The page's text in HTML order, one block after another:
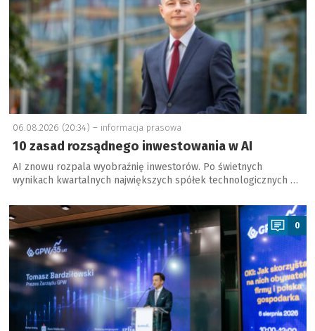
06.08.2026 (20:34) – informacja prasowa
10 zasad rozsądnego inwestowania w AI
AI znowu rozpala wyobraźnię inwestorów. Po świetnych
wynikach kwartalnych największych spółek technologicznych …
a
0